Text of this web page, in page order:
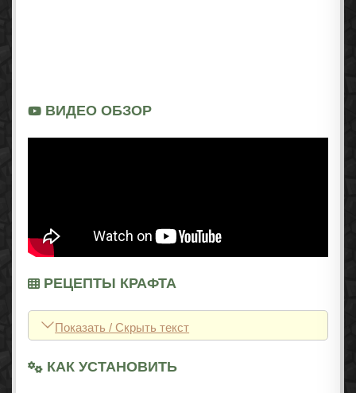
ВИДЕО ОБЗОР
РЕЦЕПТЫ КРАФТА
Показать / Скрыть текст
КАК УСТАНОВИТЬ